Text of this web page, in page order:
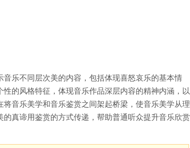
乐不同层次美的内容，包括体现喜怒哀乐的基本情
的风格特征，体现音乐作品深层内容的精神内涵，以
音乐美学和音乐鉴赏之间架起桥梁，使音乐美学从理
真谛用鉴赏的方式传递，帮助普通听众提升音乐欣赏